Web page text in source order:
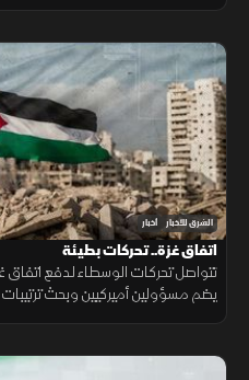
الشرق للأخبار أخبار
اتفاق غزة.. تحركات بطيئة
تتواصل تحركات الوسطاء لدفع اتفاق
يضم مسؤولين أميركيين وبحث ترتيبات